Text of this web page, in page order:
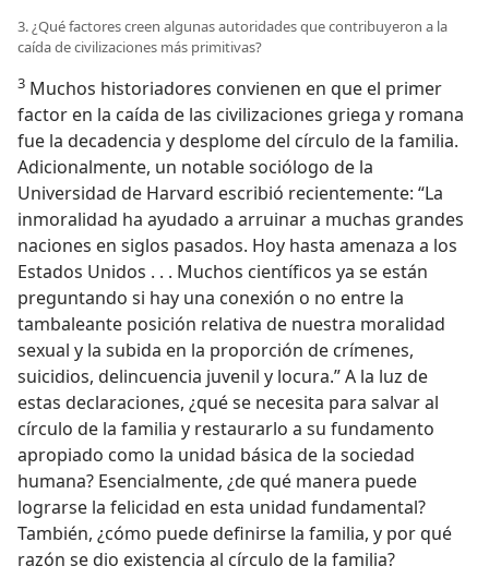
3. ¿Qué factores creen algunas autoridades que contribuyeron a la
caída de civilizaciones más primitivas?
3 Muchos historiadores convienen en que el primer
factor en la caída de las civilizaciones griega y romana
fue la decadencia y desplome del círculo de la familia.
Adicionalmente, un notable sociólogo de la
Universidad de Harvard escribió recientemente: “La
inmoralidad ha ayudado a arruinar a muchas grandes
naciones en siglos pasados. Hoy hasta amenaza a los
Estados Unidos . . . Muchos científicos ya se están
preguntando si hay una conexión o no entre la
tambaleante posición relativa de nuestra moralidad
sexual y la subida en la proporción de crímenes,
suicidios, delincuencia juvenil y locura.” A la luz de
estas declaraciones, ¿qué se necesita para salvar al
círculo de la familia y restaurarlo a su fundamento
apropiado como la unidad básica de la sociedad
humana? Esencialmente, ¿de qué manera puede
lograrse la felicidad en esta unidad fundamental?
También, ¿cómo puede definirse la familia, y por qué
razón se dio existencia al círculo de la familia?